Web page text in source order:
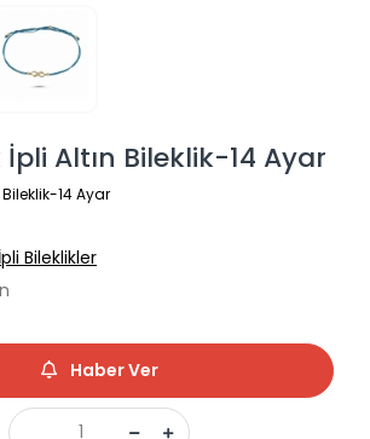
Altın Bileklik-14 Ayar
14 Ayar
Bileklikler
Haber Ver